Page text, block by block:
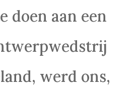
doen aan een
werd ons,